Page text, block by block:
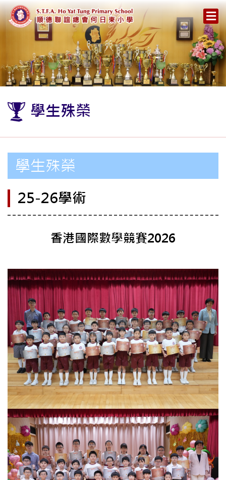
學生殊榮
學生殊榮
25-26學術
香港國際數學競賽2026